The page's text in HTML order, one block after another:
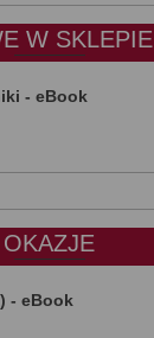
złW SKLEPIE
- eBook
OKAZJE
- eBook